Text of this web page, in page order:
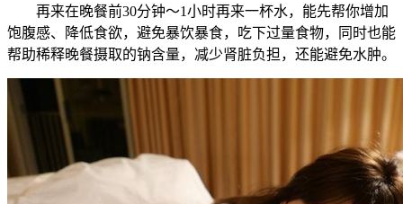
再来在晚餐前30分钟～1小时再来一杯水，能先帮你增加
饱腹感、降低食欲，避免暴饮暴食，吃下过量食物，同时也能
帮助稀释晚餐摄取的钠含量，减少肾脏负担，还能避免水肿。